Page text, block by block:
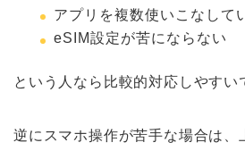
アプリを複数使いこなして
eSIM設定が苦にならない
という人なら比較的対応しやすい
逆にスマホ操作が苦手な場合は、